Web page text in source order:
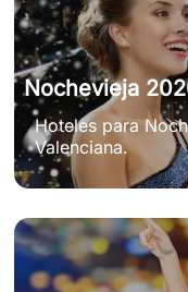
Nochevieja
Hoteles para
Valenciana.